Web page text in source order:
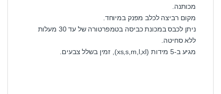
מכותנה.
מקום רביצה לכלב מפנק במיוחד.
ניתן לכבס במכונת כביסה בטמפרטורה של עד 30 מעלות
ללא סחיטה.
מגיע ב-5 מידות (xs,s,m,l,xl), זמין בשלל צבעים.